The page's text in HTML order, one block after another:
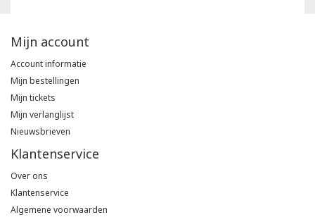
Mijn account
Account informatie
Mijn bestellingen
Mijn tickets
Mijn verlanglijst
Nieuwsbrieven
Klantenservice
Over ons
Klantenservice
Algemene voorwaarden